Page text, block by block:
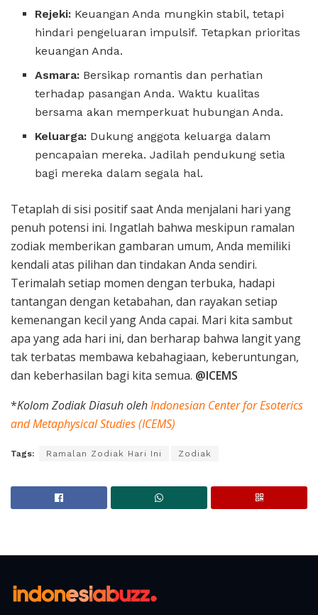
Rejeki: Keuangan Anda mungkin stabil, tetapi
hindari pengeluaran impulsif. Tetapkan prioritas
keuangan Anda.
Asmara: Bersikap romantis dan perhatian
terhadap pasangan Anda. Waktu kualitas
bersama akan memperkuat hubungan Anda.
Keluarga: Dukung anggota keluarga dalam
pencapaian mereka. Jadilah pendukung setia
bagi mereka dalam segala hal.
Tetaplah di sisi positif saat Anda menjalani hari yang
penuh potensi ini. Ingatlah bahwa meskipun ramalan
zodiak memberikan gambaran umum, Anda memiliki
kendali atas pilihan dan tindakan Anda sendiri.
Terimalah setiap momen dengan terbuka, hadapi
tantangan dengan ketabahan, dan rayakan setiap
kemenangan kecil yang Anda capai. Mari kita sambut
apa yang ada hari ini, dan berharap bahwa langit yang
tak terbatas membawa kebahagiaan, keberuntungan,
dan keberhasilan bagi kita semua. @ICEMS
*Kolom Zodiak Diasuh olehIndonesian Center for Esoterics
and Metaphysical Studies (ICEMS)
Tags: Ramalan Zodiak Hari Ini Zodiak